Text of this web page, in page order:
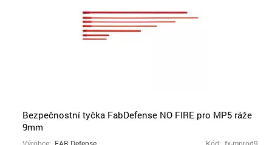
Bezpečnostní tyčka FabDefense NO FIRE pro MP5 ráže
9mm